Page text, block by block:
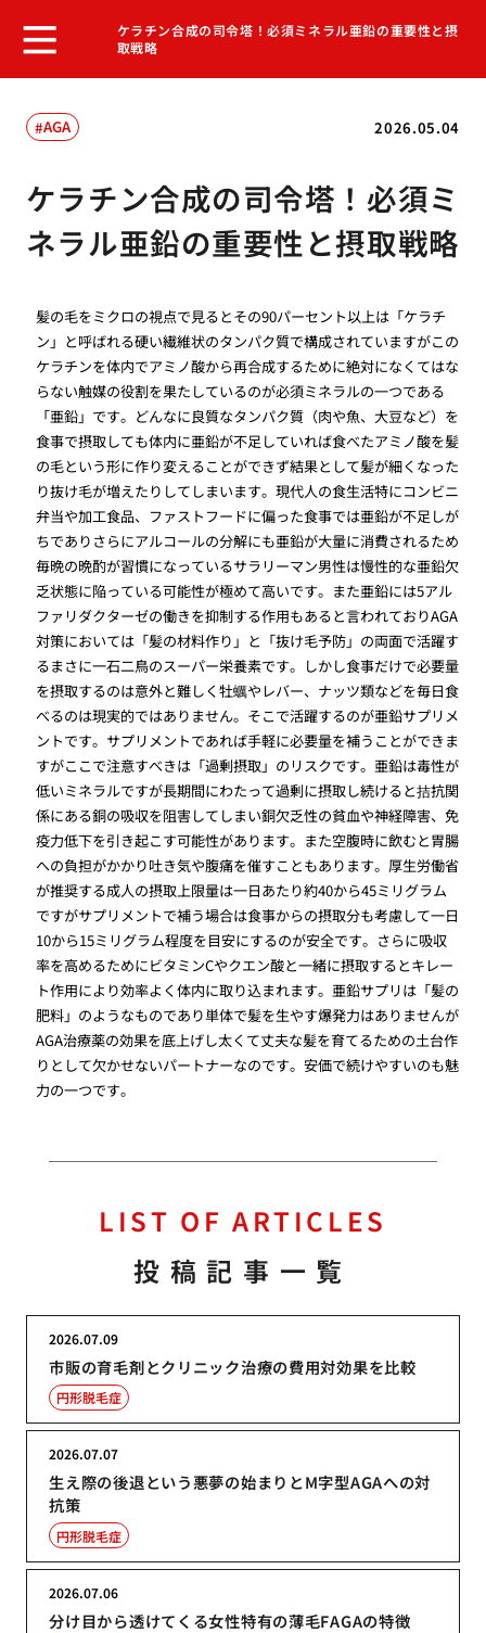
ケラチン合成の司令塔！必須ミネラル亜鉛の重要性と摂
取戦略
2026.05.04
AGA
ケラチン合成の司令塔！必須ミ
ネラル亜鉛の重要性と摂取戦略
髪の毛をミクロの視点で見るとその90パーセント以上は「ケラチ
ン」と呼ばれる硬い繊維状のタンパク質で構成されていますがこの
ケラチンを体内でアミノ酸から再合成するために絶対になくてはな
らない触媒の役割を果たしているのが必須ミネラルの一つである
「亜鉛」です。どんなに良質なタンパク質（肉や魚、大豆など）を
食事で摂取しても体内に亜鉛が不足していれば食べたアミノ酸を髪
の毛という形に作り変えることができず結果として髪が細くなった
り抜け毛が増えたりしてしまいます。現代人の食生活特にコンビニ
弁当や加工食品、ファストフードに偏った食事では亜鉛が不足しが
ちでありさらにアルコールの分解にも亜鉛が大量に消費されるため
毎晩の晩酌が習慣になっているサラリーマン男性は慢性的な亜鉛欠
乏状態に陥っている可能性が極めて高いです。また亜鉛には5アル
ファリダクターゼの働きを抑制する作用もあると言われておりAGA
対策においては「髪の材料作り」と「抜け毛予防」の両面で活躍す
るまさに一石二鳥のスーパー栄養素です。しかし食事だけで必要量
を摂取するのは意外と難しく牡蠣やレバー、ナッツ類などを毎日食
べるのは現実的ではありません。そこで活躍するのが亜鉛サプリメ
ントです。サプリメントであれば手軽に必要量を補うことができま
すがここで注意すべきは「過剰摂取」のリスクです。亜鉛は毒性が
低いミネラルですが長期間にわたって過剰に摂取し続けると拮抗関
係にある銅の吸収を阻害してしまい銅欠乏性の貧血や神経障害、免
疫力低下を引き起こす可能性があります。また空腹時に飲むと胃腸
への負担がかかり吐き気や腹痛を催すこともあります。厚生労働省
が推奨する成人の摂取上限量は一日あたり約40から45ミリグラム
ですがサプリメントで補う場合は食事からの摂取分も考慮して一日
10から15ミリグラム程度を目安にするのが安全です。さらに吸収
率を高めるためにビタミンCやクエン酸と一緒に摂取するとキレー
ト作用により効率よく体内に取り込まれます。亜鉛サプリは「髪の
肥料」のようなものであり単体で髪を生やす爆発力はありませんが
AGA治療薬の効果を底上げし太くて丈夫な髪を育てるための土台作
りとして欠かせないパートナーなのです。安価で続けやすいのも魅
力の一つです。
LIST OF ARTICLES
投稿記事一覧
市販の育毛剤とクリニック治療の費用対効果を比較
2026.07.09
円形脱毛症
生え際の後退という悪夢の始まりとM字型AGAへの対
抗策
2026.07.07
円形脱毛症
分け目から透けてくる女性特有の薄毛FAGAの特徴
2026.07.06